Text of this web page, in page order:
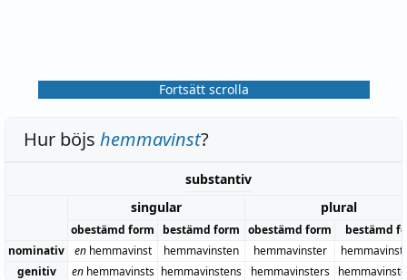
Fortsätt scrolla
Hur böjs hemmavinst?
substantiv
singular
plural
obestämd form bestämd form obestämd form
bestämd
nominativ
enhemmavinst hemmavinsten hemmavinster
genitiv
enhemmavinsts hemmavinstens hemmavinsters